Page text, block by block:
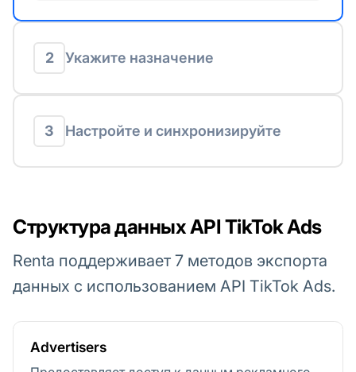
2 Укажите назначение
3 Настройте и синхронизируйте
Структура данных API TikTok Ads
Renta поддерживает 7 методов экспорта
данных с использованием API TikTok Ads.
Advertisers